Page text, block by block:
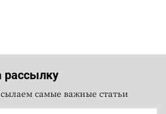
рассылку
самые важные статьи